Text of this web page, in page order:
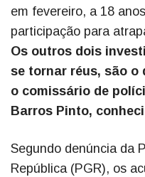
em fevereiro, a 18
participação para
Os outros dois
se tornar réus, são o
o comissário de
Barros Pinto,
Segundo denúncia da
República (PGR), os